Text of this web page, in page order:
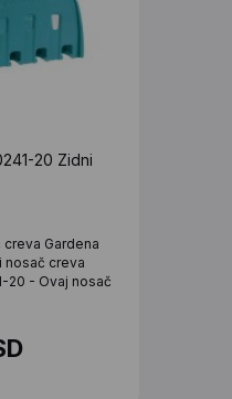
20 Zidni
Gardena
nosač creva
20 - Ovaj nosač